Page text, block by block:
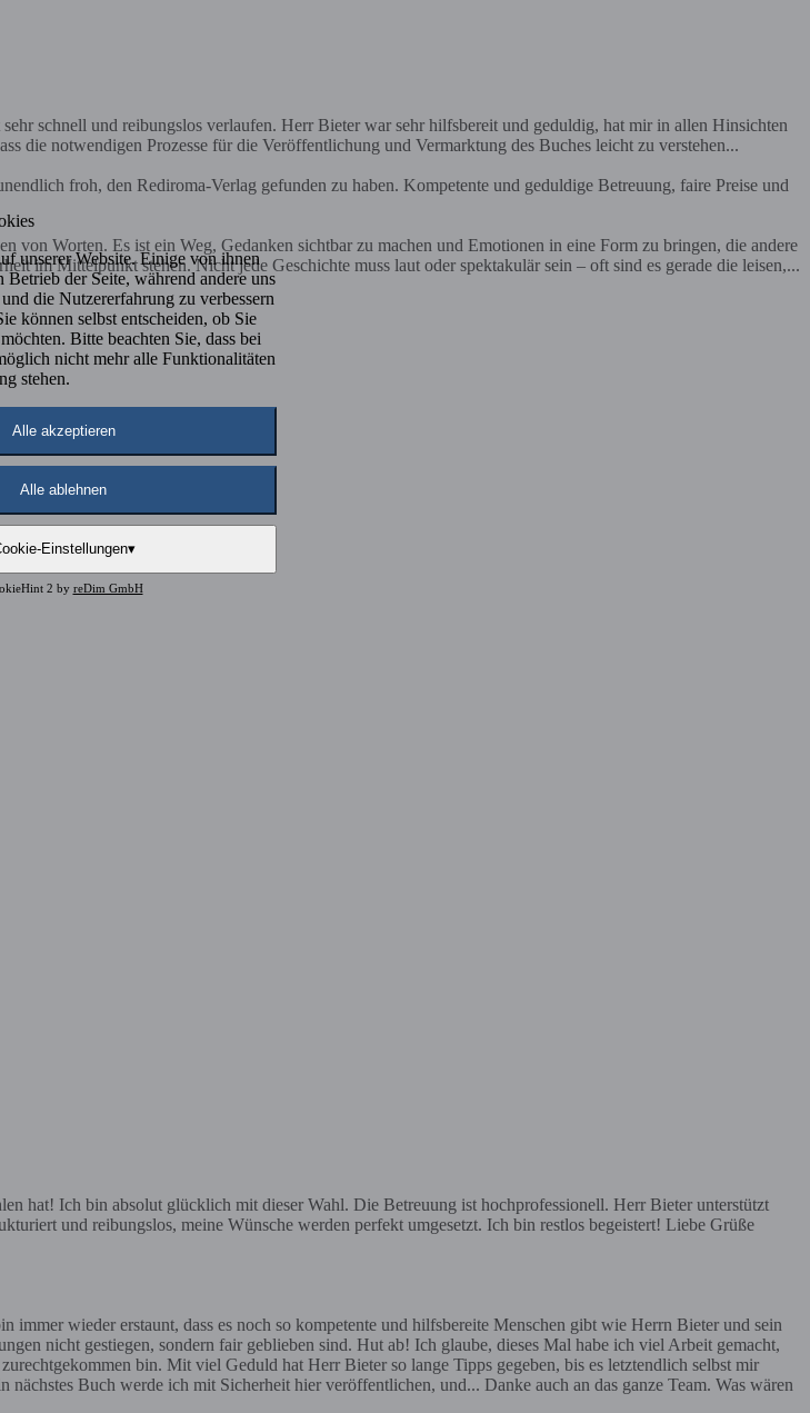
schnell und reibungslos verlaufen. Herr Bieter war sehr hilfsbereit und geduldig, hat mir in allen Hinsichten
die notwendigen Prozesse für die Veröffentlichung und Vermarktung des Buches leicht zu verstehen...
froh, den Rediroma-Verlag gefunden zu haben. Kompetente und geduldige Betreuung, faire Preise und
von Worten. Es ist ein Weg, Gedanken sichtbar zu machen und Emotionen in eine Form zu bringen, die andere
im Mittelpunkt stehen. Nicht jede Geschichte muss laut oder spektakulär sein – oft sind es gerade die leisen,...
hat! Ich bin absolut glücklich mit dieser Wahl. Die Betreuung ist hochprofessionell. Herr Bieter unterstützt
und reibungslos, meine Wünsche werden perfekt umgesetzt. Ich bin restlos begeistert! Liebe Grüße
wieder erstaunt, dass es noch so kompetente und hilfsbereite Menschen gibt wie Herrn Bieter und sein
nicht gestiegen, sondern fair geblieben sind. Hut ab! Ich glaube, dieses Mal habe ich viel Arbeit gemacht,
bin. Mit viel Geduld hat Herr Bieter so lange Tipps gegeben, bis es letztendlich selbst mir
Buch werde ich mit Sicherheit hier veröffentlichen, und... Danke auch an das ganze Team. Was wären
unserer Website. Einige von ihnen
Betrieb der Seite, während andere uns
die Nutzererfahrung zu verbessern
können selbst entscheiden, ob Sie
Bitte beachten Sie, dass bei
nicht mehr alle Funktionalitäten
stehen.
Alle akzeptieren
Alle ablehnen
Einstellungen▾
2 by reDim GmbH